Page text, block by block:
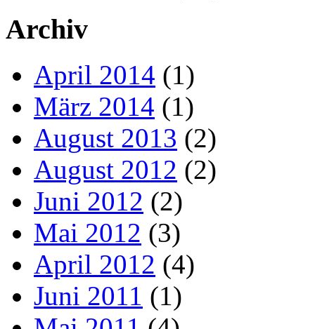
Archiv
April 2014 (1)
März 2014 (1)
August 2013 (2)
August 2012 (2)
Juni 2012 (2)
Mai 2012 (3)
April 2012 (4)
Juni 2011 (1)